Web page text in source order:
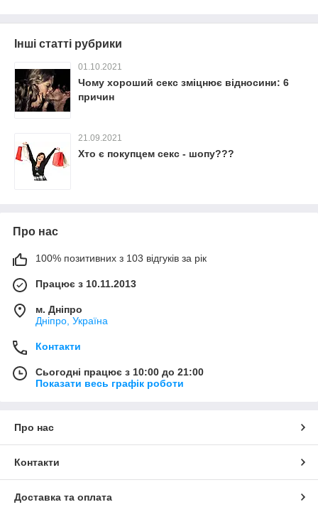
Інші статті рубрики
01.10.2021
Чому хороший секс зміцнює відносини: 6
причин
21.09.2021
Хто є покупцем секс - шопу???
Про нас
100% позитивних з 103 відгуків за рік
Працює з 10.11.2013
м. Дніпро
Дніпро, Україна
Контакти
Сьогодні працює з 10:00 до 21:00
Показати весь графік роботи
Про нас
Контакти
Доставка та оплата